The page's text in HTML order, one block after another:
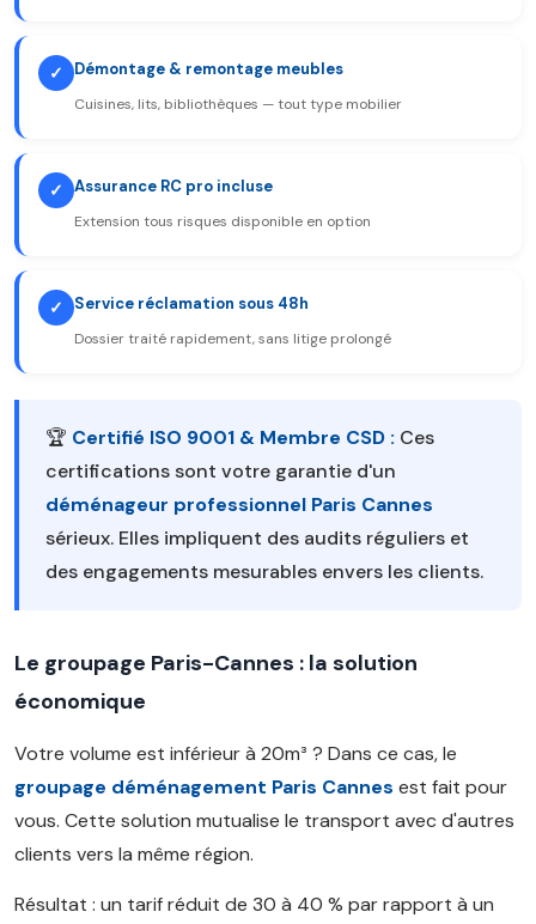
✓ Démontage & remontage meubles
Cuisines, lits, bibliothèques — tout type mobilier
✓ Assurance RC pro incluse
Extension tous risques disponible en option
✓ Service réclamation sous 48h
Dossier traité rapidement, sans litige prolongé
🏆 Certifié ISO 9001 & Membre CSD : Ces
certifications sont votre garantie d'un
déménageur professionnel Paris Cannes
sérieux. Elles impliquent des audits réguliers et
des engagements mesurables envers les clients.
Le groupage Paris-Cannes : la solution
économique
Votre volume est inférieur à 20m³ ? Dans ce cas, le
groupage déménagement Paris Cannes est fait pour
vous. Cette solution mutualise le transport avec d'autres
clients vers la même région.
Résultat : un tarif réduit de 30 à 40 % par rapport à un